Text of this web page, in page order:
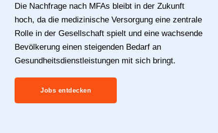
Die Nachfrage nach MFAs bleibt in der Zukunft
hoch, da die medizinische Versorgung eine zentrale
Rolle in der Gesellschaft spielt und eine wachsende
Bevölkerung einen steigenden Bedarf an
Gesundheitsdienstleistungen mit sich bringt.
Jobs entdecken